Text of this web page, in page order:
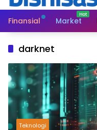
Finansial Market
darknet
Teknologi